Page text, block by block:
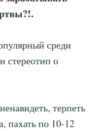
среди
стереотип о
терпеть
пахать по 10-12